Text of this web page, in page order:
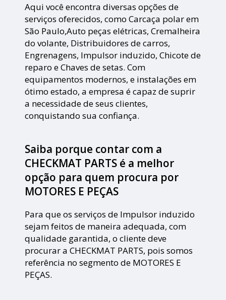
Aqui você encontra diversas opções de
serviços oferecidos, como Carcaça polar em
São Paulo,Auto peças elétricas, Cremalheira
do volante, Distribuidores de carros,
Engrenagens, Impulsor induzido, Chicote de
reparo e Chaves de setas. Com
equipamentos modernos, e instalações em
ótimo estado, a empresa é capaz de suprir
a necessidade de seus clientes,
conquistando sua confiança.
Saiba porque contar com a
CHECKMAT PARTS é a melhor
opção para quem procura por
MOTORES E PEÇAS
Para que os serviços de Impulsor induzido
sejam feitos de maneira adequada, com
qualidade garantida, o cliente deve
procurar a CHECKMAT PARTS, pois somos
referência no segmento de MOTORES E
PEÇAS.